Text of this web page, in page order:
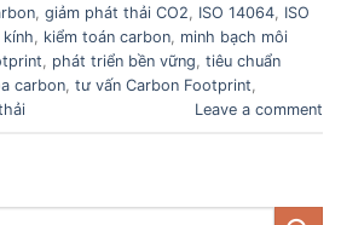
, giảm phát thải CO2, ISO 14064, ISO
, kiểm toán carbon, minh bạch môi
, phát triển bền vững, tiêu chuẩn
carbon, tư vấn Carbon Footprint,
Leave a comment